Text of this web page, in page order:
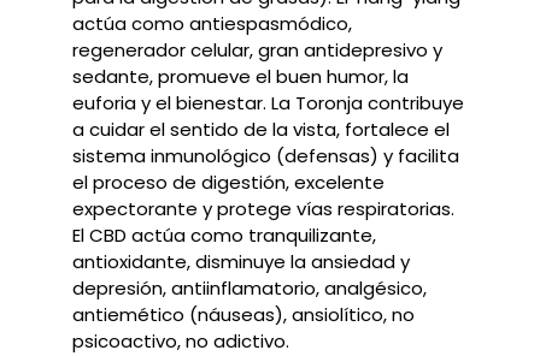
actúa como antiespasmódico,
regenerador celular, gran antidepresivo y
sedante, promueve el buen humor, la
euforia y el bienestar. La Toronja contribuye
a cuidar el sentido de la vista, fortalece el
sistema inmunológico (defensas) y facilita
el proceso de digestión, excelente
expectorante y protege vías respiratorias.
El CBD actúa como tranquilizante,
antioxidante, disminuye la ansiedad y
depresión, antiinflamatorio, analgésico,
antiemético (náuseas), ansiolítico, no
psicoactivo, no adictivo.